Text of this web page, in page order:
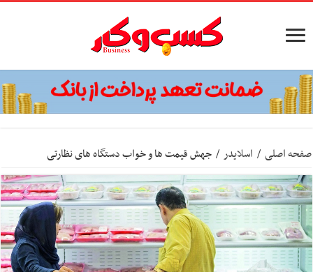
صفحه اصلی / اسلایدر / جهش قیمت ها و خواب دستگاه های نظارتی